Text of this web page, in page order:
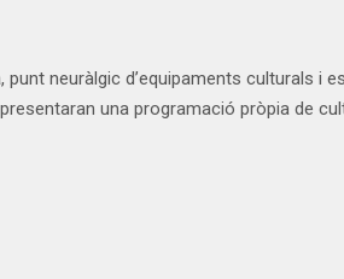
neuràlgic d’equipaments culturals i
una programació pròpia de